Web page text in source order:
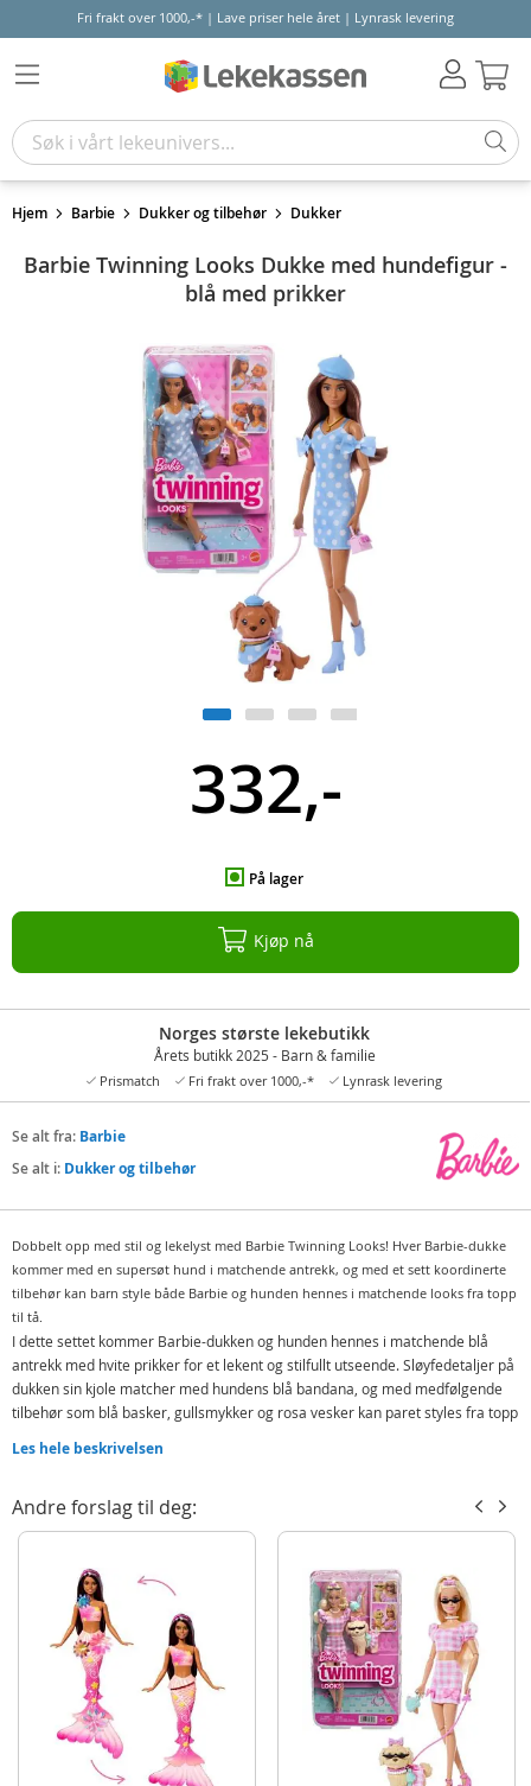
Fri frakt over 1000,-* | Lave priser hele året | Lynrask levering
Hjem Barbie Dukker og tilbehør Dukker
Barbie Twinning Looks Dukke med hundefigur -
blå med prikker
332,-
På lager
Kjøp nå
Norges største lekebutikk
Årets butikk 2025 - Barn & familie
Prismatch Fri frakt over 1000,-* Lynrask levering
Se alt fra: Barbie
Se alt i: Dukker og tilbehør
Dobbelt opp med stil og lekelyst med Barbie Twinning Looks! Hver Barbie-dukke
kommer med en supersøt hund i matchende antrekk, og med et sett koordinerte
tilbehør kan barn style både Barbie og hunden hennes i matchende looks fra topp
til tå.
I dette settet kommer Barbie-dukken og hunden hennes i matchende blå
antrekk med hvite prikker for et lekent og stilfullt utseende. Sløyfedetaljer på
dukken sin kjole matcher med hundens blå bandana, og med medfølgende
tilbehør som blå basker, gullsmykker og rosa vesker kan paret styles fra topp
er en perfekt gave til barn fra 3 år og oppover som elsker å skape
fantasifulle antrekk og leke med kjæledyr. Hvert sett selges separat, dukken
kan ikke stå selv, og farger samt dekorasjoner kan variere.
Inneholder:
Barbiedukke
Hundefigur
Tilbehør som hatter, halskjeder og mer
Detaljer:
Mål: ca. 29 cm (H)
Les hele beskrivelsen
Andre forslag til deg: